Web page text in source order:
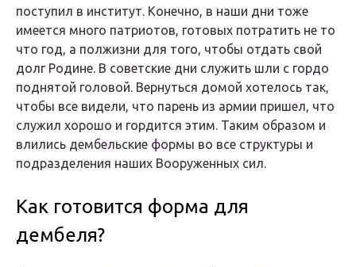
поступил в институт. Конечно, в наши дни тоже
имеется много патриотов, готовых потратить не то
что год, а полжизни для того, чтобы отдать свой
долг Родине. В советские дни служить шли с гордо
поднятой головой. Вернуться домой хотелось так,
чтобы все видели, что парень из армии пришел, что
служил хорошо и гордится этим. Таким образом и
влились дембельские формы во все структуры и
подразделения наших Вооруженных сил.
Как готовится форма для
дембеля?